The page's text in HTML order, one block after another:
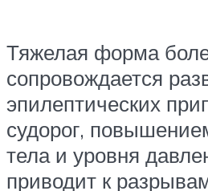
Тяжелая форма
сопровождается
эпилептических
судорог,
тела и уровня
приводит к